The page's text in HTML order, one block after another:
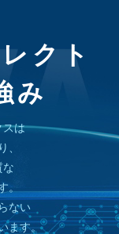
クト
み
スは
、
な
。
ない
ます。